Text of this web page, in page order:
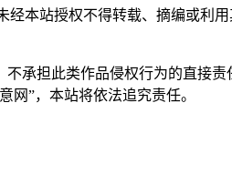
本站授权不得转载、摘编或利用
承担此类作品侵权行为的直接
”，本站将依法追究责任。